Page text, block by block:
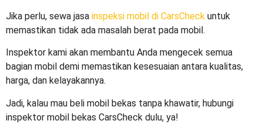
Jika perlu, sewa jasa inspeksi mobil di CarsCheck untuk
memastikan tidak ada masalah berat pada mobil.
Inspektor kami akan membantu Anda mengecek semua
bagian mobil demi memastikan kesesuaian antara kualitas,
harga, dan kelayakannya.
Jadi, kalau mau beli mobil bekas tanpa khawatir, hubungi
inspektor mobil bekas CarsCheck dulu, ya!